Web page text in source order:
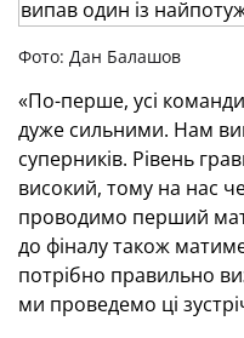
Фото: Дан Балашов
«По-перше, усі
дуже сильними. Нам
суперників. Рівень
високий, тому на нас
проводимо перший
до фіналу також
потрібно правильно
ми проведемо ці